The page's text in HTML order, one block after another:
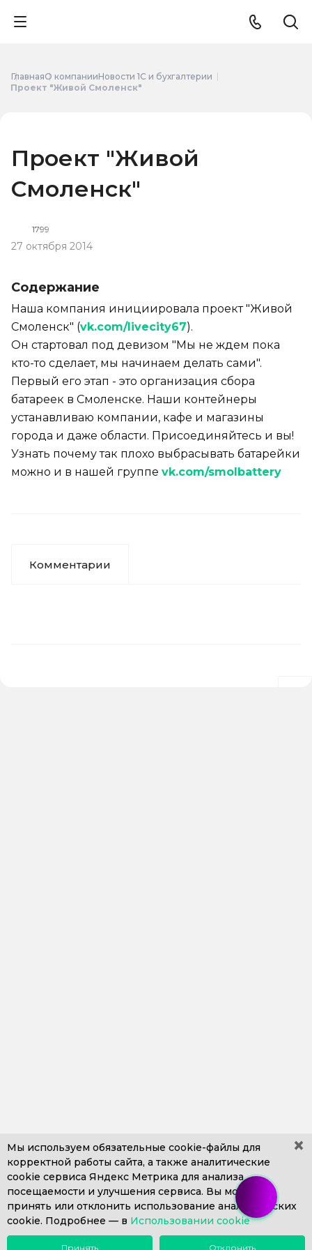
ГлавнаяО компанииНовости 1С и бухгалтерии
Проект "Живой Смоленск"
Проект "Живой
Смоленск"
1799
27 октября 2014
Содержание
Наша компания инициировала проект "Живой
Смоленск" (vk.com/livecity67).
Он стартовал под девизом "Мы не ждем пока
кто-то сделает, мы начинаем делать сами".
Первый его этап - это организация сбора
батареек в Смоленске. Наши контейнеры
устанавливаю компании, кафе и магазины
города и даже области. Присоединяйтесь и вы!
Узнать почему так плохо выбрасывать батарейки
можно и в нашей группе vk.com/smolbattery
Комментарии
+7 (499) 653-71-10+7 (4812) 302-606
+7 (812) 409-43-26Пн. – Пт. с 9:00 до 18:00
info@1eska.ru
×
Мы используем обязательные cookie-файлы для
корректной работы сайта, а также аналитические
cookie сервиса Яндекс Метрика для анализа
посещаемости и улучшения сервиса. Вы можете
принять или отклонить использование аналитических
cookie. Подробнее — в Использовании cookie
Принять Отклонить